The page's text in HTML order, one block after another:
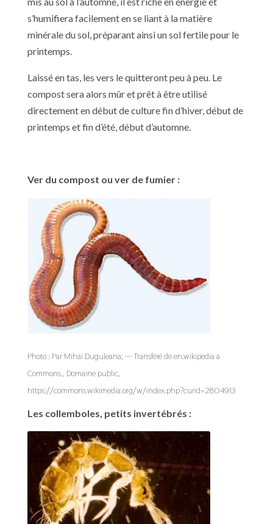
s’humifiera facilement en se liant à la matière
minérale du sol, préparant ainsi un sol fertile pour le
printemps.
Laissé en tas, les vers le quitteront peu à peu. Le
compost sera alors mûr et prêt à être utilisé
directement en début de culture fin d’hiver, début de
printemps et fin d’été, début d’automne.
Ver du compost ou ver de fumier :
Photo : Par Mihai Duguleana; — Transféré de en.wikipedia à
Commons., Domaine public,
https://commons.wikimedia.org/w/index.php?curid=2804913
Les collemboles, petits invertébrés :